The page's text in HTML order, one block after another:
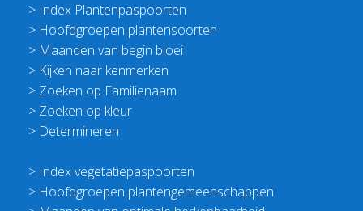
> Index Plantenpaspoorten
> Hoofdgroepen plantensoorten
> Maanden van begin bloei
> Kijken naar kenmerken
> Zoeken op Familienaam
> Zoeken op kleur
> Determineren
> Index vegetatiepaspoorten
> Hoofdgroepen plantengemeenschappen